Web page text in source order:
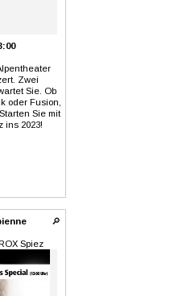
Zwei
Sie. Ob
oder Fusion,
Sie mit
ins 2023!
🔎
Spiez